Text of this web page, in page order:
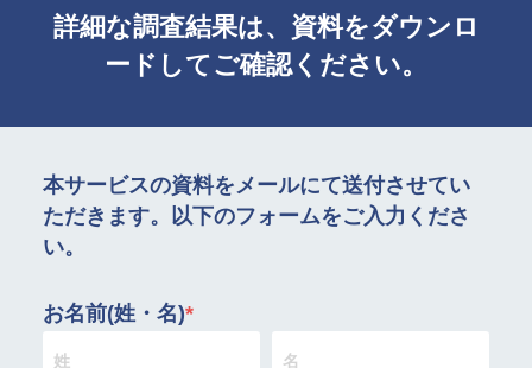
詳細な調査結果は、資料をダウンロ
ードしてご確認ください。
本サービスの資料をメールにて送付させてい
ただきます。以下のフォームをご入力くださ
い。
お名前(姓・名)*